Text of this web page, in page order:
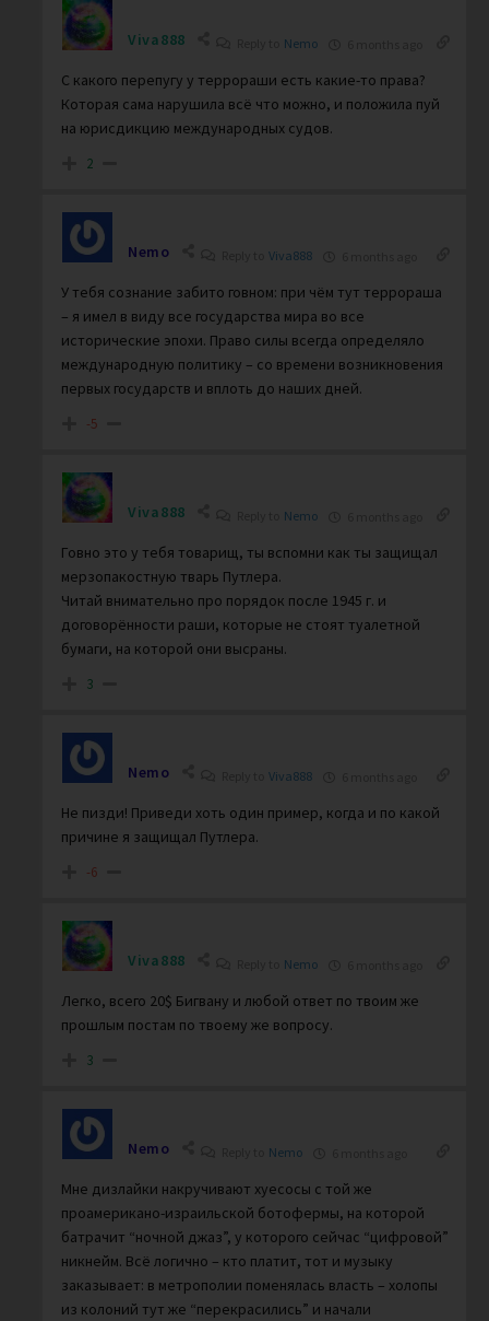
Viva888 Nemo
С какого перепугу у террораши есть какие-то права?
Которая сама нарушила всё что можно, и положила пуй
на юрисдикцию международных судов.
2
Nemo Viva888
У тебя сознание забито говном: при чём тут террораша
– я имел в виду все государства мира во все
исторические эпохи. Право силы всегда определяло
международную политику – со времени возникновения
первых государств и вплоть до наших дней.
-5
Viva888 Nemo
Говно это у тебя товарищ, ты вспомни как ты защищал
мерзопакостную тварь Путлера.
Читай внимательно про порядок после 1945 г. и
договорённости раши, которые не стоят туалетной
бумаги, на которой они высраны.
3
Nemo Viva888
Не пизди! Приведи хоть один пример, когда и по какой
причине я защищал Путлера.
-6
Viva888 Nemo
Легко, всего 20$ Бигвану и любой ответ по твоим же
прошлым постам по твоему же вопросу.
3
Nemo Nemo
Мне дизлайки накручивают хуесосы с той же
проамерикано-израильской ботофермы, на которой
батрачит “ночной джаз”, у которого сейчас “цифровой”
никнейм. Всё логично – кто платит, тот и музыку
заказывает: в метрополии поменялась власть – холопы
из колоний тут же “перекрасились” и начали